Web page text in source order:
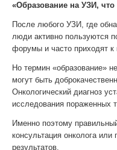
«Образование на УЗИ, что
После любого УЗИ, где
люди активно пользуются
форумы и часто приходят к
Но термин «образование»
могут быть
Онкологический диагноз
исследования пораженных
Именно поэтому
консультация онколога
результатов.